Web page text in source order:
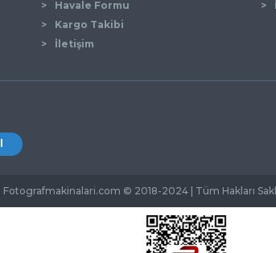
Havale Formu
Kargo Takibi
İletişim
Fotografmakinalari.com © 2018-2024 | Tüm Hakları